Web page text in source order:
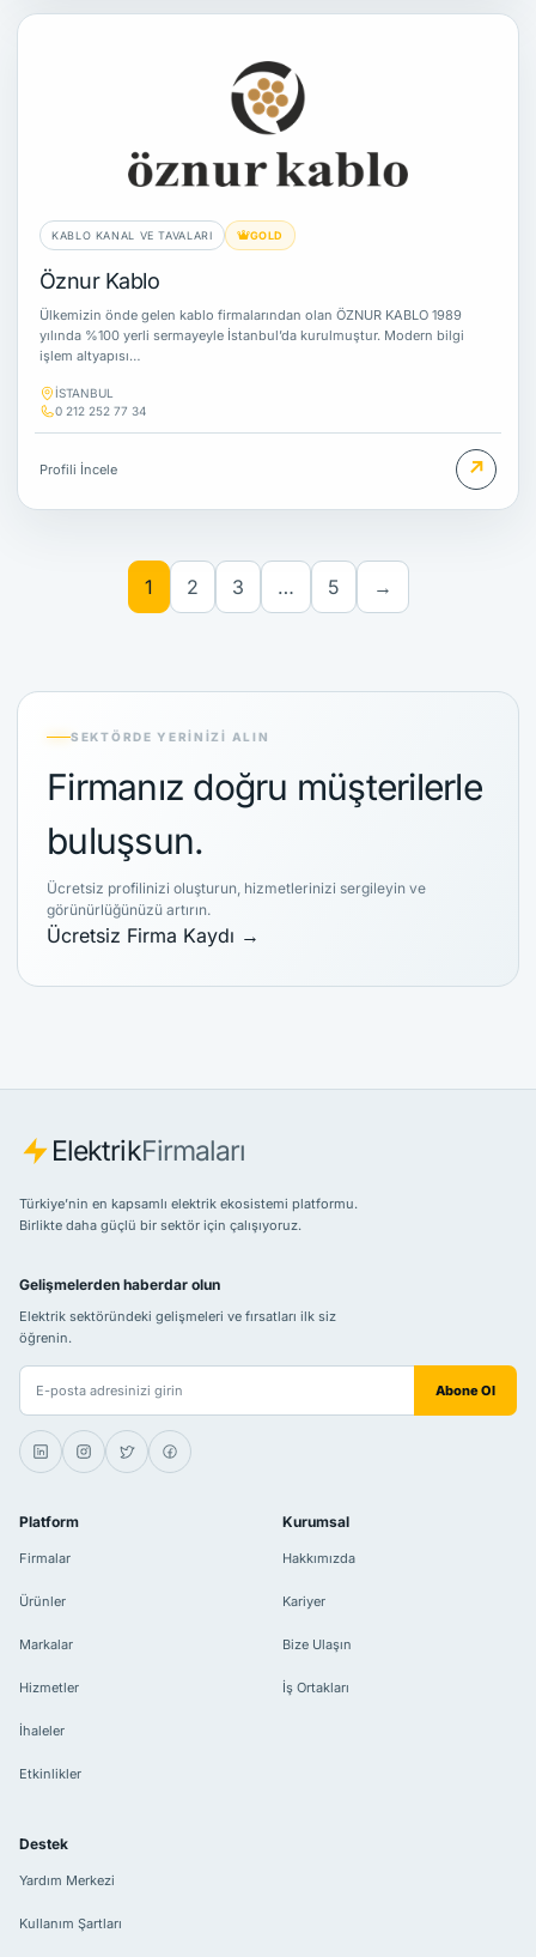
KABLO KANAL VE TAVALARI GOLD
Öznur Kablo
Ülkemizin önde gelen kablo firmalarından olan ÖZNUR KABLO 1989
yılında %100 yerli sermayeyle İstanbul’da kurulmuştur. Modern bilgi
işlem altyapısı…
İSTANBUL
0 212 252 77 34
Profili İncele ↗
1 2 3 … 5 →
SEKTÖRDE YERINIZI ALIN
Firmanız doğru müşterilerle
buluşsun.
Ücretsiz profilinizi oluşturun, hizmetlerinizi sergileyin ve
görünürlüğünüzü artırın.
Ücretsiz Firma Kaydı →
ElektrikFirmaları
Türkiye’nin en kapsamlı elektrik ekosistemi platformu.
Birlikte daha güçlü bir sektör için çalışıyoruz.
Gelişmelerden haberdar olun
Elektrik sektöründeki gelişmeleri ve fırsatları ilk siz
öğrenin.
E-posta adresiniz Abone Ol
Platform
Firmalar
Ürünler
Markalar
Hizmetler
İhaleler
Etkinlikler
Kurumsal
Hakkımızda
Kariyer
Bize Ulaşın
İş Ortakları
Destek
Yardım Merkezi
Kullanım Şartları